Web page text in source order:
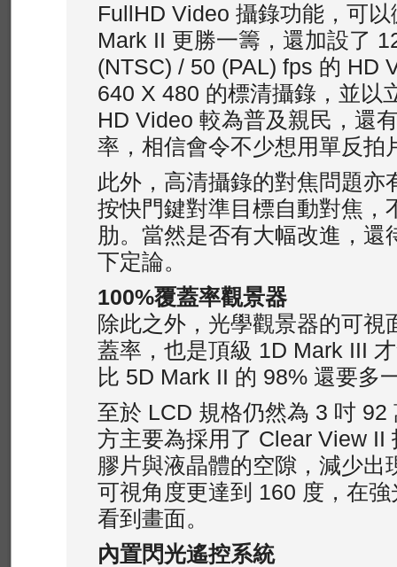
FullHD Video 攝錄功能，可
Mark II 更勝一籌，還加設了
(NTSC) / 50 (PAL) fps 的 HD
640 X 480 的標清攝錄，並以
HD Video 較為普及親民，還
率，相信會令不少想用單反拍
此外，高清攝錄的對焦問題亦
按快門鍵對準目標自動對焦，
肋。當然是否有大幅改進，還
下定論。
100%覆蓋率觀景器
除此之外，光學觀景器的可視
蓋率，也是頂級 1D Mark III
比 5D Mark II 的 98% 還要多
至於 LCD 規格仍然為 3 吋 92
方主要為採用了 Clear View II
膠片與液晶體的空隙，減少出
可視角度更達到 160 度，在
看到畫面。
內置閃光遙控系統